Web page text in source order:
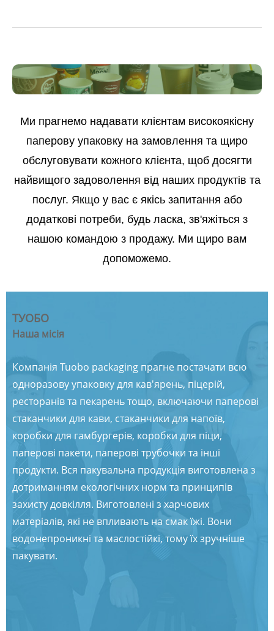
Ми прагнемо надавати клієнтам високоякісну
паперову упаковку на замовлення та щиро
обслуговувати кожного клієнта, щоб досягти
найвищого задоволення від наших продуктів та
послуг. Якщо у вас є якісь запитання або
додаткові потреби, будь ласка, зв'яжіться з
нашою командою з продажу. Ми щиро вам
допоможемо.
ТУОБО
Наша місія
Компанія Tuobo packaging прагне постачати всю
одноразову упаковку для кав'ярень, піцерій,
ресторанів та пекарень тощо, включаючи паперові
стаканчики для кави, стаканчики для напоїв,
коробки для гамбургерів, коробки для піци,
паперові пакети, паперові трубочки та інші
продукти. Вся пакувальна продукція виготовлена ​​з
дотриманням екологічних норм та принципів
захисту довкілля. Виготовлені з харчових
матеріалів, які не впливають на смак їжі. Вони
водонепроникні та маслостійкі, тому їх зручніше
пакувати.